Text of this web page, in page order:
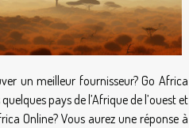
un meilleur fournisseur? Go Africa
pays de l’Afrique de l’ouest et
Online? Vous aurez une réponse à